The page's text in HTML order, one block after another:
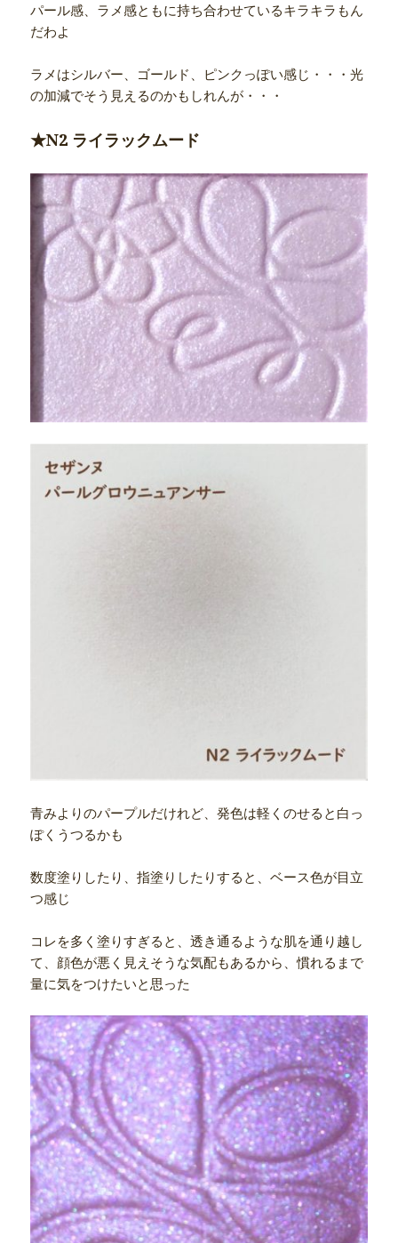
パール感、ラメ感ともに持ち合わせているキラキラもん
だわよ
ラメはシルバー、ゴールド、ピンクっぽい感じ・・・光
の加減でそう見えるのかもしれんが・・・
★N2 ライラックムード
青みよりのパープルだけれど、発色は軽くのせると白っ
ぽくうつるかも
数度塗りしたり、指塗りしたりすると、ベース色が目立
つ感じ
コレを多く塗りすぎると、透き通るような肌を通り越し
て、顔色が悪く見えそうな気配もあるから、慣れるまで
量に気をつけたいと思った